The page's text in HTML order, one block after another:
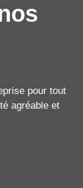
pour tout
agréable et